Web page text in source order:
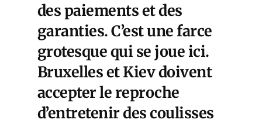
des paiements et des
garanties. C’est une farce
grotesque qui se joue ici.
Bruxelles et Kiev doivent
accepter le reproche
d’entretenir des coulisses